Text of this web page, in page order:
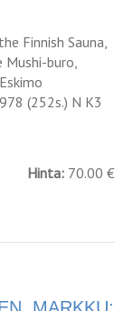
Finnish Sauna,
Mushi-buro,
(252s.) N K3
Hinta: 70.00 €